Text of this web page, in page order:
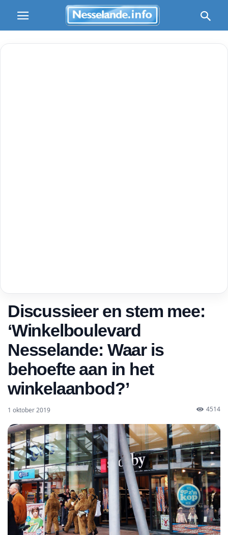
Discussieer en stem mee:
‘Winkelboulevard
Nesselande: Waar is
behoefte aan in het
winkelaanbod?’
1 oktober 2019 4514